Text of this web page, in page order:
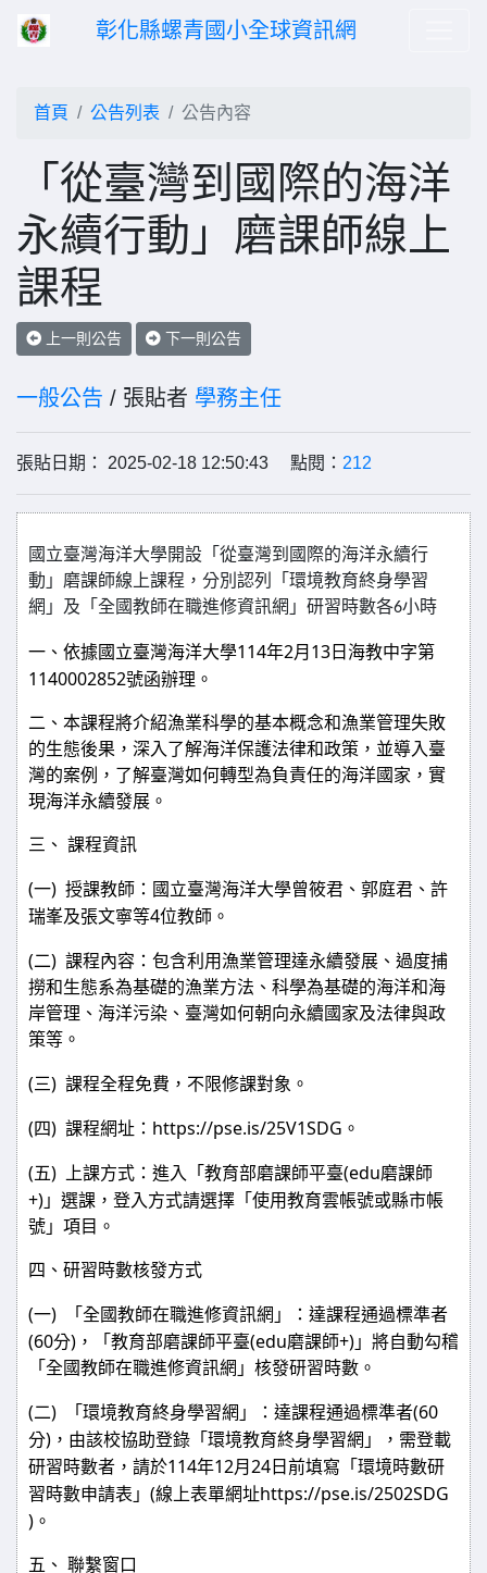
彰化縣螺青國小全球資訊網
首頁 公告列表 公告內容
「從臺灣到國際的海洋
永續行動」磨課師線上
課程
上一則公告 下一則公告
一般公告 / 張貼者 學務主任
張貼日期： 2025-02-18 12:50:43 點閱： 212
國立臺灣海洋大學開設「從臺灣到國際的海洋永續行
動」磨課師線上課程，分別認列「環境教育終身學習
網」及「全國教師在職進修資訊網」研習時數各6小時
一、依據國立臺灣海洋大學114年2月 13 日海教中字第
1140002852號函辦理。
二、本課程將介紹漁業科學的基本概念和漁業管理失敗
的生態後果，深入了解海洋保護法律和政策，並導入臺
灣的案例，了解臺灣如何轉型為負責任的海洋國家，實
現海洋永續發展。
三、 課程資訊
(一) 授課教師：國立臺灣海洋大學曾筱君、郭庭君、許
瑞峯及張文寧等4位教師。
(二) 課程內容：包含利用漁業管理達永續發展、過度捕
撈和生態系為基礎的漁業方法、科學為基礎的海洋和海
岸管理、海洋污染、臺灣如何朝向永續國家及法律與政
策等。
(三) 課程全程免費，不限修課對象。
(四) 課程網址： https://pse.is/25V1SDG 。
(五) 上課方式：進入「教育部磨課師平臺(edu磨課師
+) 」選課，登入方式請選擇「使用教育雲帳號或縣市帳
號」項目。
四、研習時數核發方式
(一) 「全國教師在職進修資訊網」：達課程通過標準者
(60分) ，「教育部磨課師平臺(edu磨課師+) 」將自動勾稽
「全國教師在職進修資訊網」核發研習時數。
(二) 「環境教育終身學習網」：達課程通過標準者(60
分) ，由該校協助登錄「環境教育終身學習網」，需登載
研習時數者，請於114年12月 24 日前填寫「環境時數研
習時數申請表」 (線上表單網址https://pse.is/2502SDG
) 。
五、 聯繫窗口